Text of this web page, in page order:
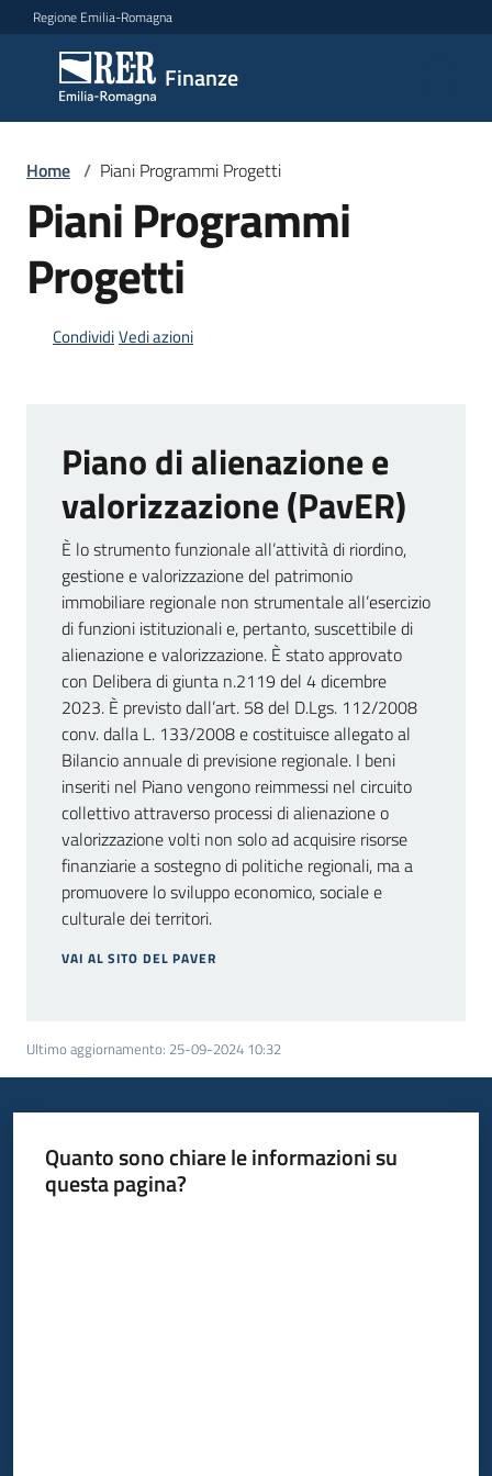
Vai al contenuto
Vai alla navigazione
Vai al footer
Regione Emilia-Romagna
Finanze
Finanze
Argomenti
Novità
Leggi
Piani
Programmi
Progetti
Menu selezionato
Home / Piani Programmi Progetti
Piani Programmi
Progetti
CondividiVedi azioni
Piano di alienazione e
valorizzazione (PavER)
È lo strumento funzionale all’attività di riordino,
gestione e valorizzazione del patrimonio
immobiliare regionale non strumentale all’esercizio
di funzioni istituzionali e, pertanto, suscettibile di
alienazione e valorizzazione. È stato approvato
con Delibera di giunta n.2119 del 4 dicembre
2023. È previsto dall’art. 58 del D.Lgs. 112/2008
conv. dalla L. 133/2008 e costituisce allegato al
Bilancio annuale di previsione regionale. I beni
inseriti nel Piano vengono reimmessi nel circuito
collettivo attraverso processi di alienazione o
valorizzazione volti non solo ad acquisire risorse
finanziarie a sostegno di politiche regionali, ma a
promuovere lo sviluppo economico, sociale e
culturale dei territori.
VAI AL SITO DEL PAVER
Ultimo aggiornamento: 25-09-2024 10:32
Quanto sono chiare le informazioni su
questa pagina?